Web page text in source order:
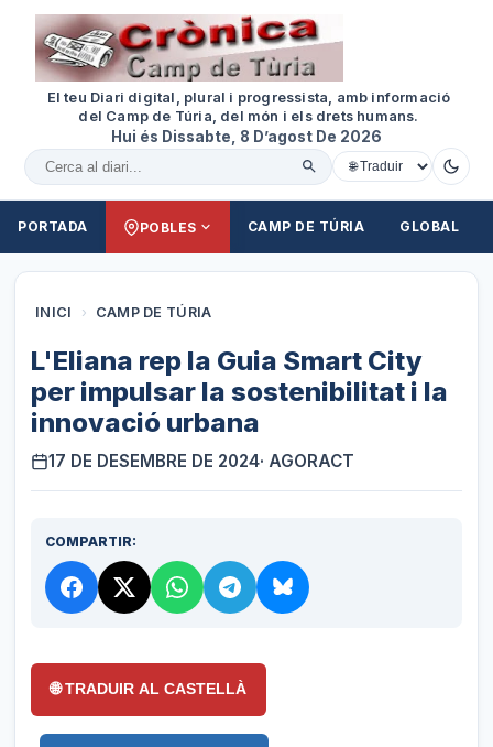
El teu Diari digital, plural i progressista, amb informació
del Camp de Túria, del món i els drets humans.
Hui és Dissabte, 8 D’agost De 2026
Cercar al diari
PORTADA POBLES CAMP DE TÚRIA GLOBAL
INICI › CAMP DE TÚRIA
L'Eliana rep la Guia Smart City
per impulsar la sostenibilitat i la
innovació urbana
17 DE DESEMBRE DE 2024· AGORACT
COMPARTIR:
🌐 TRADUIR AL CASTELLÀ